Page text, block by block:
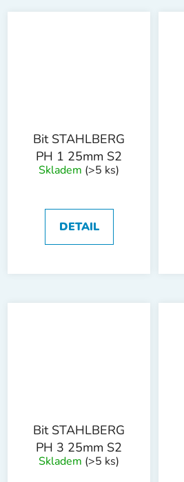
Bit STAHLBERG
PH 1 25mm S2
Skladem (>5 ks)
DETAIL
Bit STAHLBERG
PH 3 25mm S2
Skladem (>5 ks)